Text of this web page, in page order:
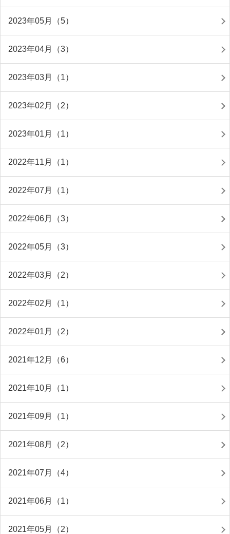
2023年05月（5）
2023年04月（3）
2023年03月（1）
2023年02月（2）
2023年01月（1）
2022年11月（1）
2022年07月（1）
2022年06月（3）
2022年05月（3）
2022年03月（2）
2022年02月（1）
2022年01月（2）
2021年12月（6）
2021年10月（1）
2021年09月（1）
2021年08月（2）
2021年07月（4）
2021年06月（1）
2021年05月（2）